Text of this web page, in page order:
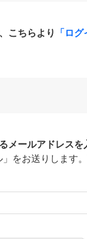
こちらより 「ログ
ールアドレスを
をお送りします